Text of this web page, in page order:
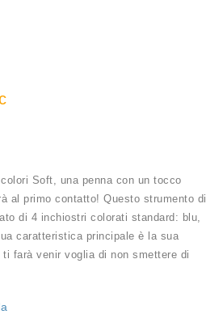
Soft, una penna con un tocco
al primo contatto! Questo strumento di
di 4 inchiostri colorati standard: blu,
caratteristica principale è la sua
farà venir voglia di non smettere di